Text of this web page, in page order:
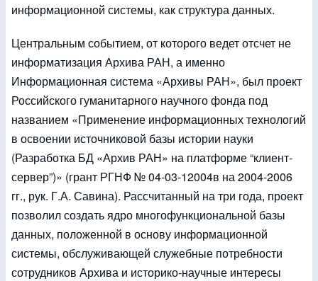
информационной системы, как структура данных.
Центральным событием, от которого ведет отсчет не
информатизация Архива РАН, а именно
Информационная система «Архивы РАН», был проект
Российского гуманитарного научного фонда под
названием «Применение информационных технологий
в освоении источниковой базы истории науки
(Разработка БД «Архив РАН» на платформе “клиент-
сервер”)» (грант РГНФ № 04-03-12004в на 2004-2006
гг., рук. Г.А. Савина). Рассчитанный на три года, проект
позволил создать ядро многофункциональной базы
данных, положенной в основу информационной
системы, обслуживающей служебные потребности
сотрудников Архива и историко-научные интересы